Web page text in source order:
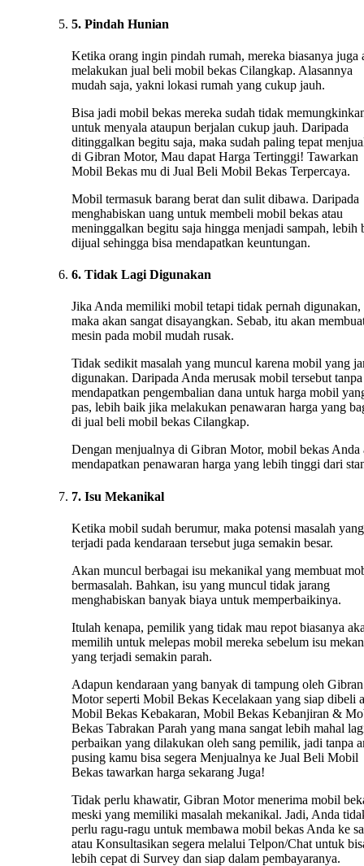
5. Pindah Hunian
Ketika orang ingin pindah rumah, mereka biasanya juga
melakukan jual beli mobil bekas Cilangkap. Alasannya
mudah saja, yakni lokasi rumah yang cukup jauh.
Bisa jadi mobil bekas mereka sudah tidak
untuk menyala ataupun berjalan cukup jauh. Daripada
ditinggalkan begitu saja, maka sudah paling tepat
di Gibran Motor, Mau dapat Harga Tertinggi! Tawarkan
Mobil Bekas mu di Jual Beli Mobil Bekas Terpercaya.
Mobil termasuk barang berat dan sulit dibawa. Daripada
menghabiskan uang untuk membeli mobil bekas atau
meninggalkan begitu saja hingga menjadi sampah, lebih
dijual sehingga bisa mendapatkan keuntungan.
6. Tidak Lagi Digunakan
Jika Anda memiliki mobil tetapi tidak pernah digunakan,
maka akan sangat disayangkan. Sebab, itu akan
mesin pada mobil mudah rusak.
Tidak sedikit masalah yang muncul karena mobil yang
digunakan. Daripada Anda merusak mobil tersebut tanpa
mendapatkan pengembalian dana untuk harga mobil
pas, lebih baik jika melakukan penawaran harga yang
di jual beli mobil bekas Cilangkap.
Dengan menjualnya di Gibran Motor, mobil bekas Anda
mendapatkan penawaran harga yang lebih tinggi dari
7. Isu Mekanikal
Ketika mobil sudah berumur, maka potensi masalah yang
terjadi pada kendaraan tersebut juga semakin besar.
Akan muncul berbagai isu mekanikal yang membuat
bermasalah. Bahkan, isu yang muncul tidak jarang
menghabiskan banyak biaya untuk memperbaikinya.
Itulah kenapa, pemilik yang tidak mau repot biasanya
memilih untuk melepas mobil mereka sebelum isu
yang terjadi semakin parah.
Adapun kendaraan yang banyak di tampung oleh Gibran
Motor seperti Mobil Bekas Kecelakaan yang siap dibeli
Mobil Bekas Kebakaran, Mobil Bekas Kebanjiran &
Bekas Tabrakan Parah yang mana sangat lebih mahal
perbaikan yang dilakukan oleh sang pemilik, jadi tanpa
pusing kamu bisa segera Menjualnya ke Jual Beli Mobil
Bekas tawarkan harga sekarang Juga!
Tidak perlu khawatir, Gibran Motor menerima mobil
meski yang memiliki masalah mekanikal. Jadi, Anda
perlu ragu-ragu untuk membawa mobil bekas Anda ke
atau Konsultasikan segera melalui Telpon/Chat untuk
lebih cepat di Survey dan siap dalam pembayaranya.